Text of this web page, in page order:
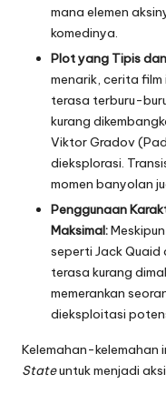
mana elemen
komedinya.
Plot yang Tipis
menarik, cerita
terasa terburu-
kurang
Viktor Gradov
dieksplorasi.
momen banyolan
Penggunaan
Maksimal:
seperti Jack Quaid
terasa kurang
memerankan
dieksploitasi
Kelemahan-kelemahan
Stateuntuk menjadi